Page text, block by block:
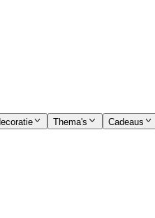
Thema's Cadeaus